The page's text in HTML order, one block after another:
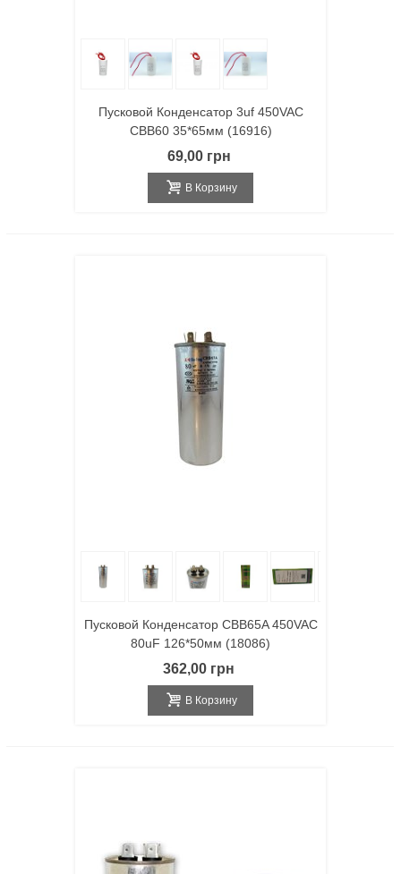
Пусковой Конденсатор 3uf 450VAC
CBB60 35*65мм (16916)
69,00 грн
В Корзину
Пусковой Конденсатор CBB65A 450VAC
80uF 126*50мм (18086)
362,00 грн
В Корзину